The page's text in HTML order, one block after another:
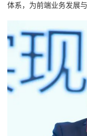
体系，为前端业务发展